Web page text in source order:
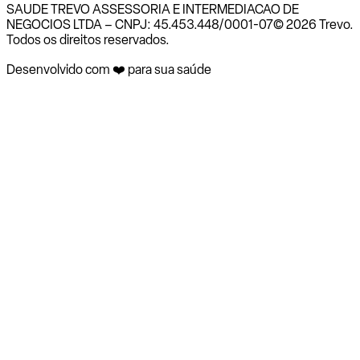
SAUDE TREVO ASSESSORIA E INTERMEDIACAO DE
NEGOCIOS LTDA – CNPJ: 45.453.448/0001-07© 2026 Trevo.
Todos os direitos reservados.
Desenvolvido com ❤️ para sua saúde